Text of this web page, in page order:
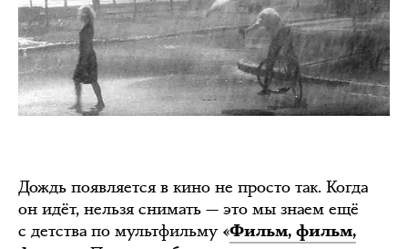
Дождь появляется в кино не просто так. Когда
он идёт, нельзя снимать — это мы знаем ещё
с детства по мультфильму «Фильм, фильм,